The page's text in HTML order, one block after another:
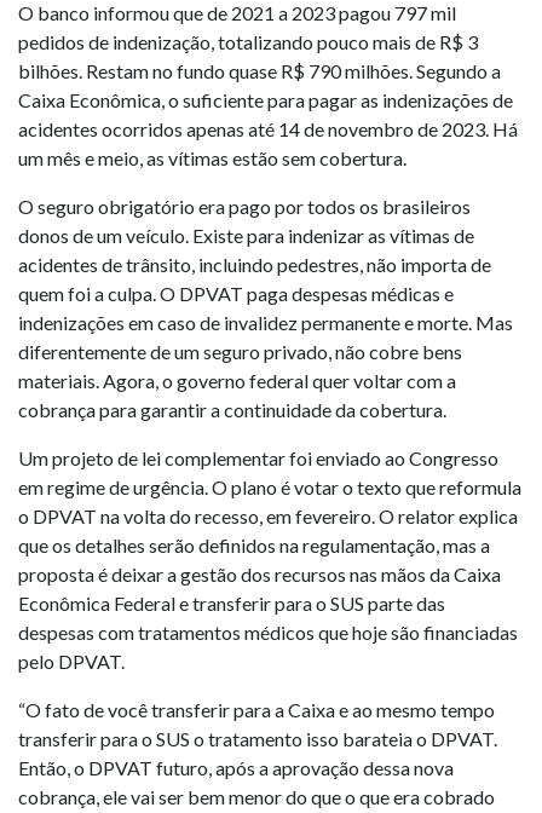
O banco informou que de 2021 a 2023 pagou 797 mil
pedidos de indenização, totalizando pouco mais de R$ 3
bilhões. Restam no fundo quase R$ 790 milhões. Segundo a
Caixa Econômica, o suficiente para pagar as indenizações de
acidentes ocorridos apenas até 14 de novembro de 2023. Há
um mês e meio, as vítimas estão sem cobertura.
O seguro obrigatório era pago por todos os brasileiros
donos de um veículo. Existe para indenizar as vítimas de
acidentes de trânsito, incluindo pedestres, não importa de
quem foi a culpa. O DPVAT paga despesas médicas e
indenizações em caso de invalidez permanente e morte. Mas
diferentemente de um seguro privado, não cobre bens
materiais. Agora, o governo federal quer voltar com a
cobrança para garantir a continuidade da cobertura.
Um projeto de lei complementar foi enviado ao Congresso
em regime de urgência. O plano é votar o texto que reformula
o DPVAT na volta do recesso, em fevereiro. O relator explica
que os detalhes serão definidos na regulamentação, mas a
proposta é deixar a gestão dos recursos nas mãos da Caixa
Econômica Federal e transferir para o SUS parte das
despesas com tratamentos médicos que hoje são financiadas
pelo DPVAT.
“O fato de você transferir para a Caixa e ao mesmo tempo
transferir para o SUS o tratamento isso barateia o DPVAT.
Então, o DPVAT futuro, após a aprovação dessa nova
cobrança, ele vai ser bem menor do que o que era cobrado